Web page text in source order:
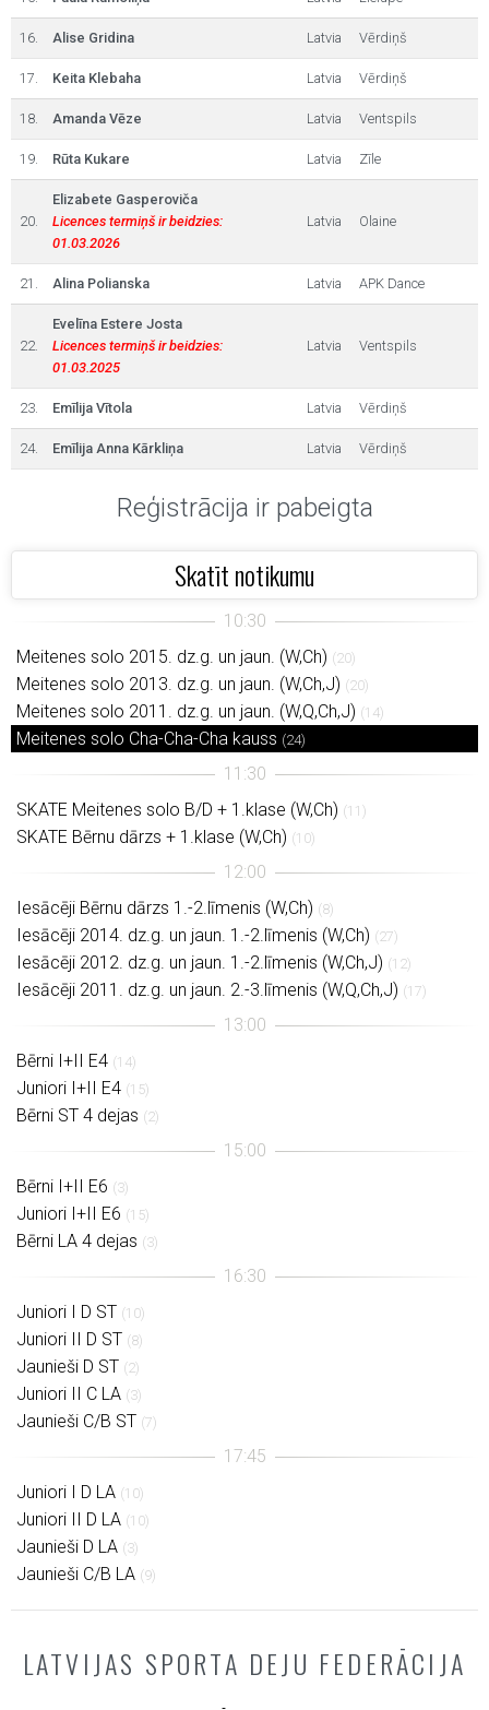
16. Alise Gridina Latvia Vērdiņš
17. Keita Klebaha Latvia Vērdiņš
18. Amanda Vēze Latvia Ventspils
19. Rūta Kukare Latvia Zīle
20.
Elizabete Gasperoviča
Licences termiņš ir beidzies:
01.03.2026
Latvia Olaine
21. Alina Polianska Latvia APK Dance
22.
Evelīna Estere Josta
Licences termiņš ir beidzies:
01.03.2025
Latvia Ventspils
23. Emīlija Vītola Latvia Vērdiņš
24. Emīlija Anna Kārkliņa Latvia Vērdiņš
Reģistrācija ir pabeigta
Skatīt notikumu
Meitenes solo 2015. dz.g. un jaun. (W,Ch) (20)
Meitenes solo 2013. dz.g. un jaun. (W,Ch,J) (20)
Meitenes solo 2011. dz.g. un jaun. (W,Q,Ch,J) (14)
Meitenes solo Cha-Cha-Cha kauss (24)
SKATE Meitenes solo B/D + 1.klase (W,Ch) (11)
SKATE Bērnu dārzs + 1.klase (W,Ch) (10)
Iesācēji Bērnu dārzs 1.-2.līmenis (W,Ch) (8)
Iesācēji 2014. dz.g. un jaun. 1.-2.līmenis (W,Ch) (27)
Iesācēji 2012. dz.g. un jaun. 1.-2.līmenis (W,Ch,J) (12)
Iesācēji 2011. dz.g. un jaun. 2.-3.līmenis (W,Q,Ch,J) (17)
Bērni I+II E4 (14)
Juniori I+II E4 (15)
Bērni ST 4 dejas (2)
Bērni I+II E6 (3)
Juniori I+II E6 (15)
Bērni LA 4 dejas (3)
Juniori I D ST (10)
Juniori II D ST (8)
Jaunieši D ST (2)
Juniori II C LA (3)
Jaunieši C/B ST (7)
Juniori I D LA (10)
Juniori II D LA (10)
Jaunieši D LA (3)
Jaunieši C/B LA (9)
LATVIJAS SPORTA DEJU FEDERĀCIJA